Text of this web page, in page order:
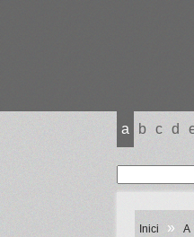
a b c d
Inici » A